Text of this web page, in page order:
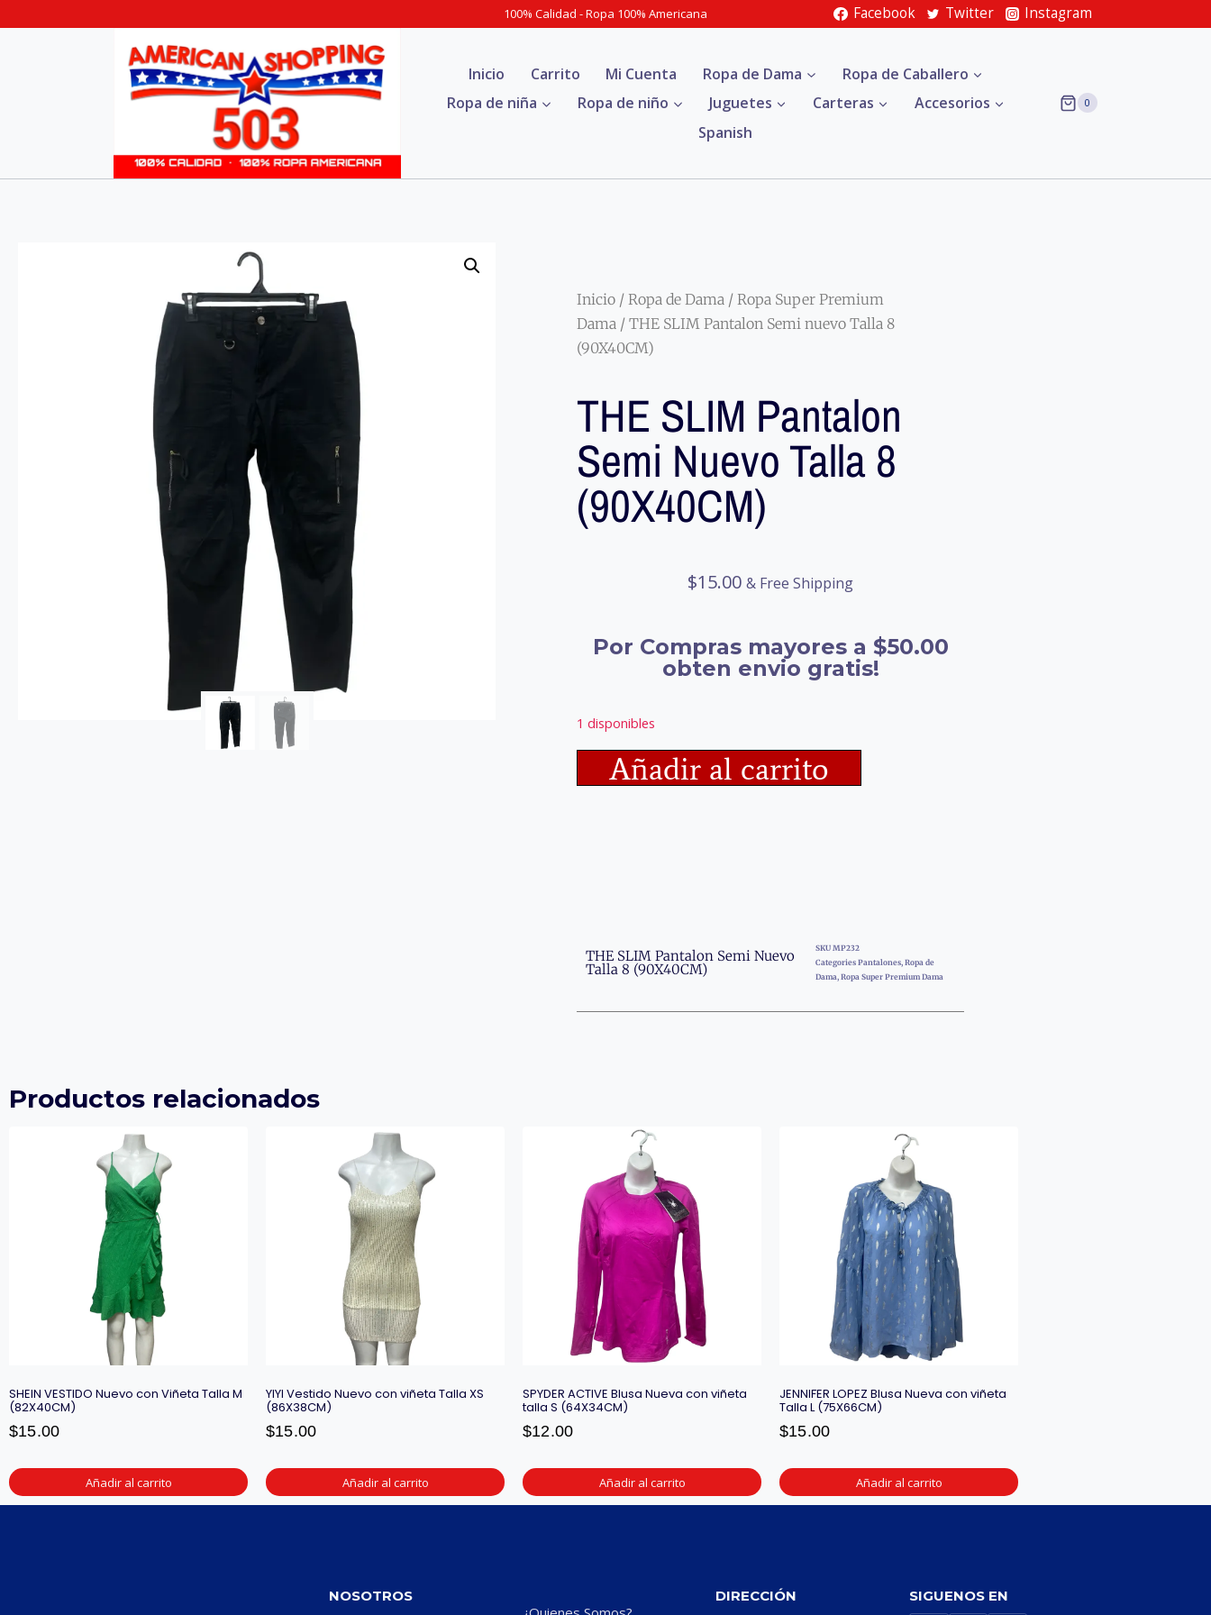
100% Calidad - Ropa 100% Americana Facebook Twitter Instagram
Inicio Carrito Mi Cuenta Ropa de Dama
Ropa de Caballero
Ropa de niña
Ropa de niño Juguetes Carteras
Accesorios
Spanish
0
Inicio / Ropa de Dama / Ropa Super Premium
Dama / THE SLIM Pantalon Semi nuevo Talla 8
(90X40CM)
THE SLIM Pantalon
Semi Nuevo Talla 8
(90X40CM)
$15.00 & Free Shipping
Por Compras mayores a $50.00
obten envio gratis!
1 disponibles
Añadir al carrito
THE SLIM Pantalon Semi Nuevo
Talla 8 (90X40CM)
SKU MP232
Categories Pantalones, Ropa de
Dama, Ropa Super Premium Dama
Productos relacionados
SHEIN VESTIDO Nuevo con Viñeta Talla M
(82X40CM)
$15.00
Añadir al carrito
YIYI Vestido Nuevo con viñeta Talla XS
(86X38CM)
$15.00
Añadir al carrito
SPYDER ACTIVE Blusa Nueva con viñeta
talla S (64X34CM)
$12.00
Añadir al carrito
JENNIFER LOPEZ Blusa Nueva con viñeta
Talla L (75X66CM)
$15.00
Añadir al carrito
NOSOTROS DIRECCIÓN SIGUENOS EN